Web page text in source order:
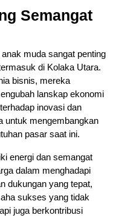
Semangat
muda sangat penting
di Kolaka Utara.
bisnis, mereka
lanskap ekonomi
inovasi dan
untuk mengembangkan
pasar saat ini.
energi dan semangat
dalam menghadapi
dukungan yang tepat,
sukses yang tidak
juga berkontribusi